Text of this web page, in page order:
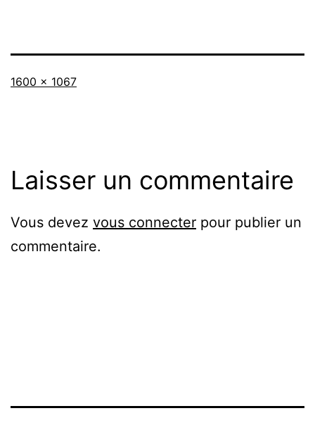
Taille
1600 × 1067
Laisser un commentaire
Vous devez vous connecter pour publier un
commentaire.